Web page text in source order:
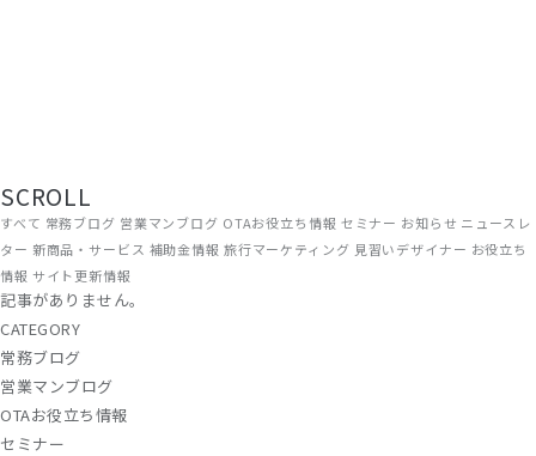
SCROLL
すべて 常務ブログ 営業マンブログ OTAお役立ち情報 セミナー お知らせ ニュースレ
ター 新商品・サービス 補助金情報 旅行マーケティング 見習いデザイナー お役立ち
情報 サイト更新情報
記事がありません。
CATEGORY
常務ブログ
営業マンブログ
OTAお役立ち情報
セミナー